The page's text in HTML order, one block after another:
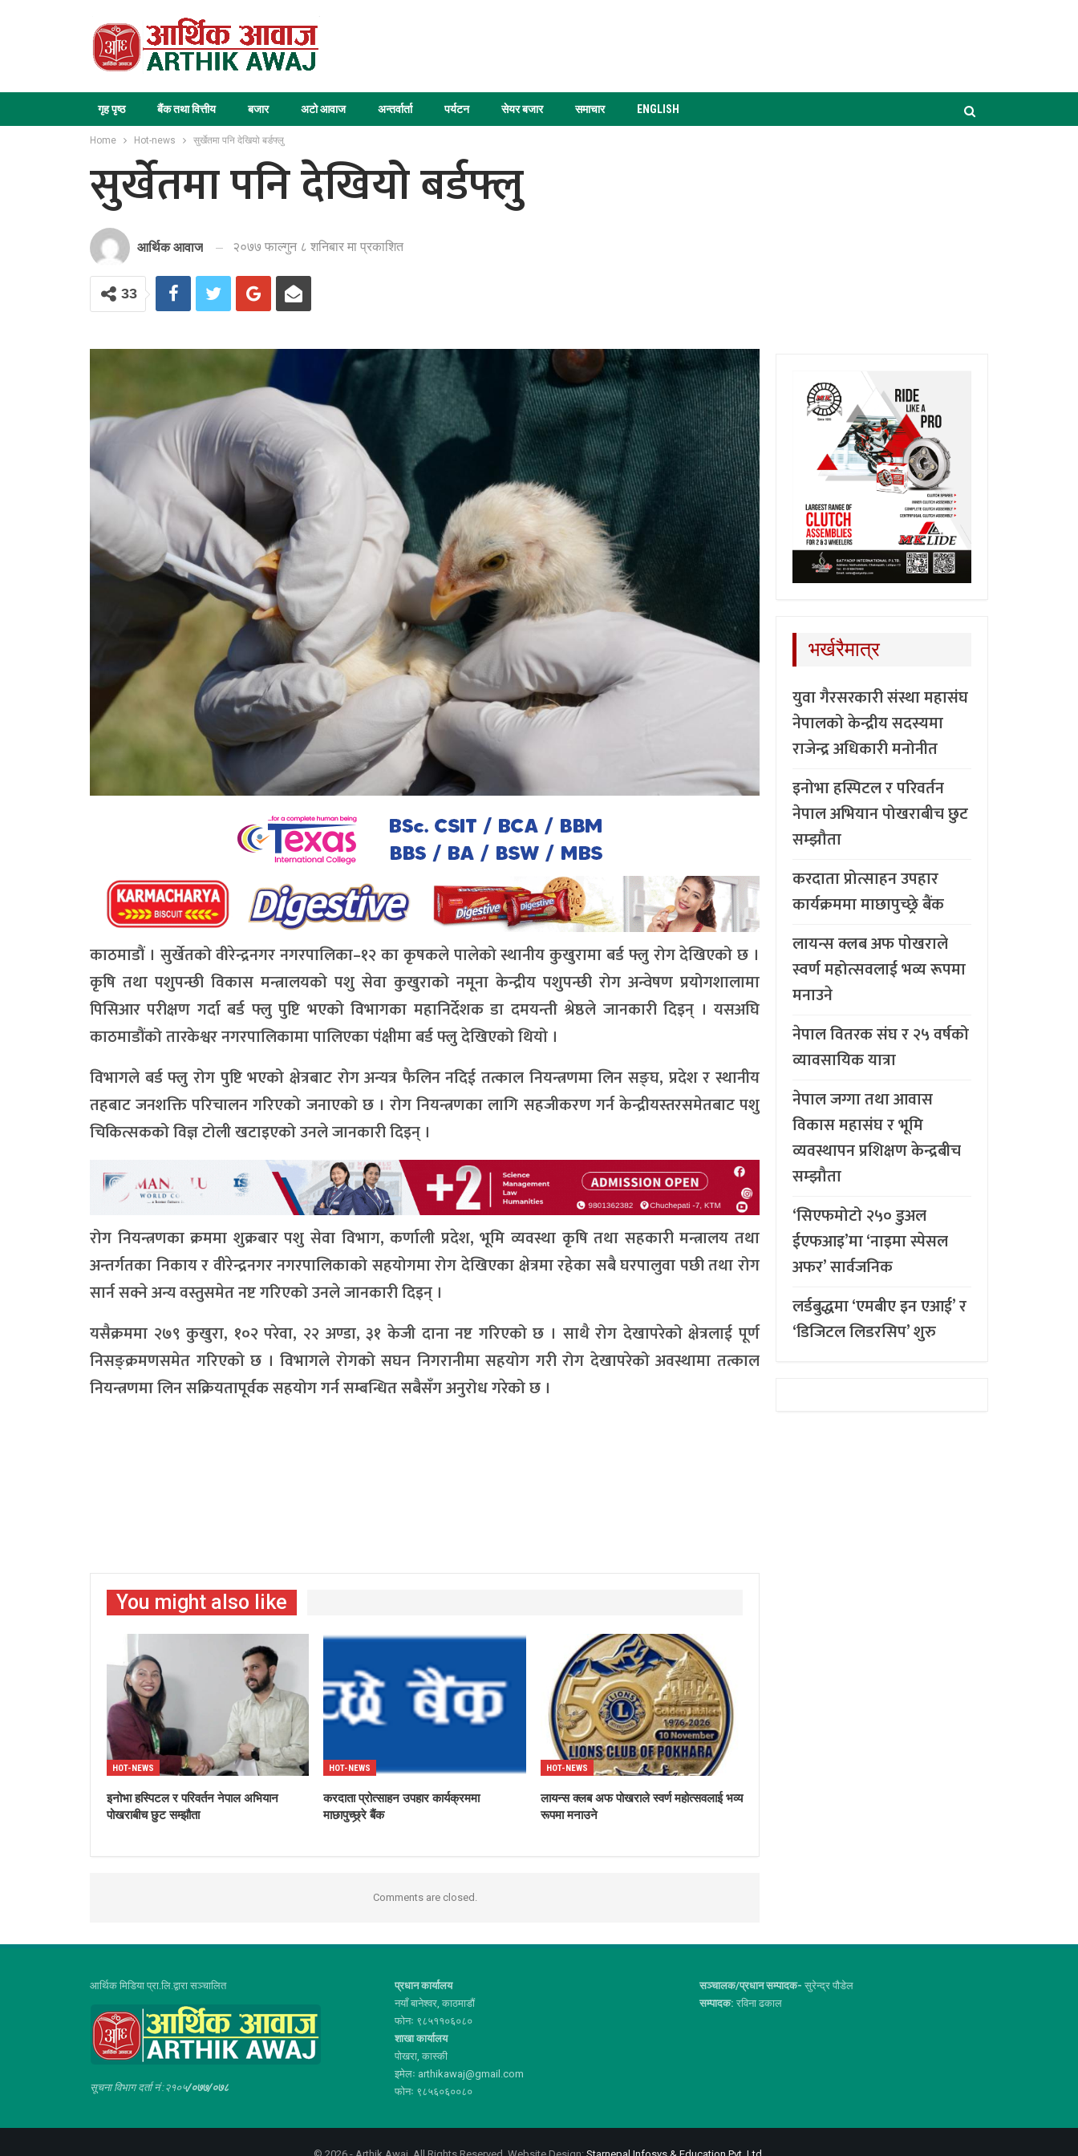
गृह पृष्ठ बैंक तथा वित्तीय बजार अटो आवाज अन्तर्वार्ता पर्यटन सेयर बजार समाचार ENGLISH
Home Hot-news सुर्खेतमा पनि देखियो बर्डफ्लु
सुर्खेतमा पनि देखियो बर्डफ्लु
आर्थिक आवाज २०७७ फाल्गुन ८ शनिबार मा प्रकाशित
33
काठमाडौं । सुर्खेतको वीरेन्द्रनगर नगरपालिका–१२ का कृषकले पालेको स्थानीय कुखुरामा बर्ड फ्लु रोग देखिएको छ ।
कृषि तथा पशुपन्छी विकास मन्त्रालयको पशु सेवा कुखुराको नमूना केन्द्रीय पशुपन्छी रोग अन्वेषण प्रयोगशालामा
पिसिआर परीक्षण गर्दा बर्ड फ्लु पुष्टि भएको विभागका महानिर्देशक डा दमयन्ती श्रेष्ठले जानकारी दिइन् । यसअघि
काठमाडौंको तारकेश्वर नगरपालिकामा पालिएका पंक्षीमा बर्ड फ्लु देखिएको थियो ।
विभागले बर्ड फ्लु रोग पुष्टि भएको क्षेत्रबाट रोग अन्यत्र फैलिन नदिई तत्काल नियन्त्रणमा लिन सङ्घ, प्रदेश र स्थानीय
तहबाट जनशक्ति परिचालन गरिएको जनाएको छ । रोग नियन्त्रणका लागि सहजीकरण गर्न केन्द्रीयस्तरसमेतबाट पशु
चिकित्सकको विज्ञ टोली खटाइएको उनले जानकारी दिइन् ।
रोग नियन्त्रणका क्रममा शुक्रबार पशु सेवा विभाग, कर्णाली प्रदेश, भूमि व्यवस्था कृषि तथा सहकारी मन्त्रालय तथा
अन्तर्गतका निकाय र वीरेन्द्रनगर नगरपालिकाको सहयोगमा रोग देखिएका क्षेत्रमा रहेका सबै घरपालुवा पछी तथा रोग
सार्न सक्ने अन्य वस्तुसमेत नष्ट गरिएको उनले जानकारी दिइन् ।
यसैक्रममा २७९ कुखुरा, १०२ परेवा, २२ अण्डा, ३१ केजी दाना नष्ट गरिएको छ । साथै रोग देखापरेको क्षेत्रलाई पूर्ण
निसङ्क्रमणसमेत गरिएको छ । विभागले रोगको सघन निगरानीमा सहयोग गरी रोग देखापरेको अवस्थामा तत्काल
नियन्त्रणमा लिन सक्रियतापूर्वक सहयोग गर्न सम्बन्धित सबैसँग अनुरोध गरेको छ ।
You might also like
HOT-NEWS
इनोभा हस्पिटल र परिवर्तन नेपाल अभियान
पोखराबीच छुट सम्झौता
HOT-NEWS
करदाता प्रोत्साहन उपहार कार्यक्रममा
माछापुच्छ्र्रे बैंक
HOT-NEWS
लायन्स क्लब अफ पोखराले स्वर्ण महोत्सवलाई भव्य
रूपमा मनाउने
Comments are closed.
भर्खरैमात्र
युवा गैरसरकारी संस्था महासंघ
नेपालको केन्द्रीय सदस्यमा
राजेन्द्र अधिकारी मनोनीत
इनोभा हस्पिटल र परिवर्तन
नेपाल अभियान पोखराबीच छुट
सम्झौता
करदाता प्रोत्साहन उपहार
कार्यक्रममा माछापुच्छ्र्रे बैंक
लायन्स क्लब अफ पोखराले
स्वर्ण महोत्सवलाई भव्य रूपमा
मनाउने
नेपाल वितरक संघ र २५ वर्षको
व्यावसायिक यात्रा
नेपाल जग्गा तथा आवास
विकास महासंघ र भूमि
व्यवस्थापन प्रशिक्षण केन्द्रबीच
सम्झौता
‘सिएफमोटो २५० डुअल
ईएफआइ’मा ‘नाइमा स्पेसल
अफर’ सार्वजनिक
लर्डबुद्धमा ‘एमबीए इन एआई’ र
‘डिजिटल लिडरसिप’ शुरु
आर्थिक मिडिया प्रा.लि.द्वारा सञ्चालित
सूचना विभाग दर्ता नं :२१०५/०७७/०७८
प्रधान कार्यालय
नयाँ बानेश्वर, काठमाडौं
फोनः ९८५११०६०८०
शाखा कार्यालय
पोखरा, कास्की
इमेलः arthikawaj@gmail.com
फोनः ९८५६०६००८०
सञ्चालक/प्रधान सम्पादक- सुरेन्द्र पौडेल
सम्पादक: रविना ढकाल